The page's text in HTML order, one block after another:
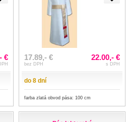
€ 17.89,- €
bez DPH
22.00,- €
s DPH
do 8 dní
farba zlatá obvod pása: 100 cm